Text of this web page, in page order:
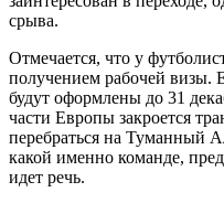
срыва.
Отмечается, что у
получением рабочей визы.
будут оформлены до 31
части Европы закроется
перебраться на Туманный
какой именно команде,
идет речь.